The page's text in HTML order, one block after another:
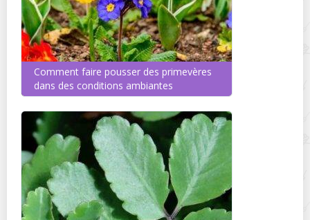
Comment faire pousser des primevères
dans des conditions ambiantes